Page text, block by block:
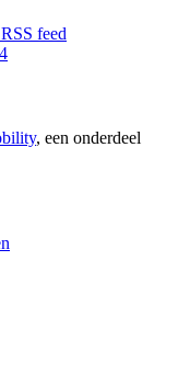
RSS feed
, een onderdeel